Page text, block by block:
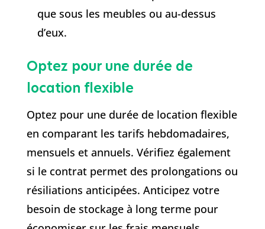
que sous les meubles ou au-dessus
d’eux.
Optez pour une durée de
location flexible
Optez pour une durée de location flexible
en comparant les tarifs hebdomadaires,
mensuels et annuels. Vérifiez également
si le contrat permet des prolongations ou
résiliations anticipées. Anticipez votre
besoin de stockage à long terme pour